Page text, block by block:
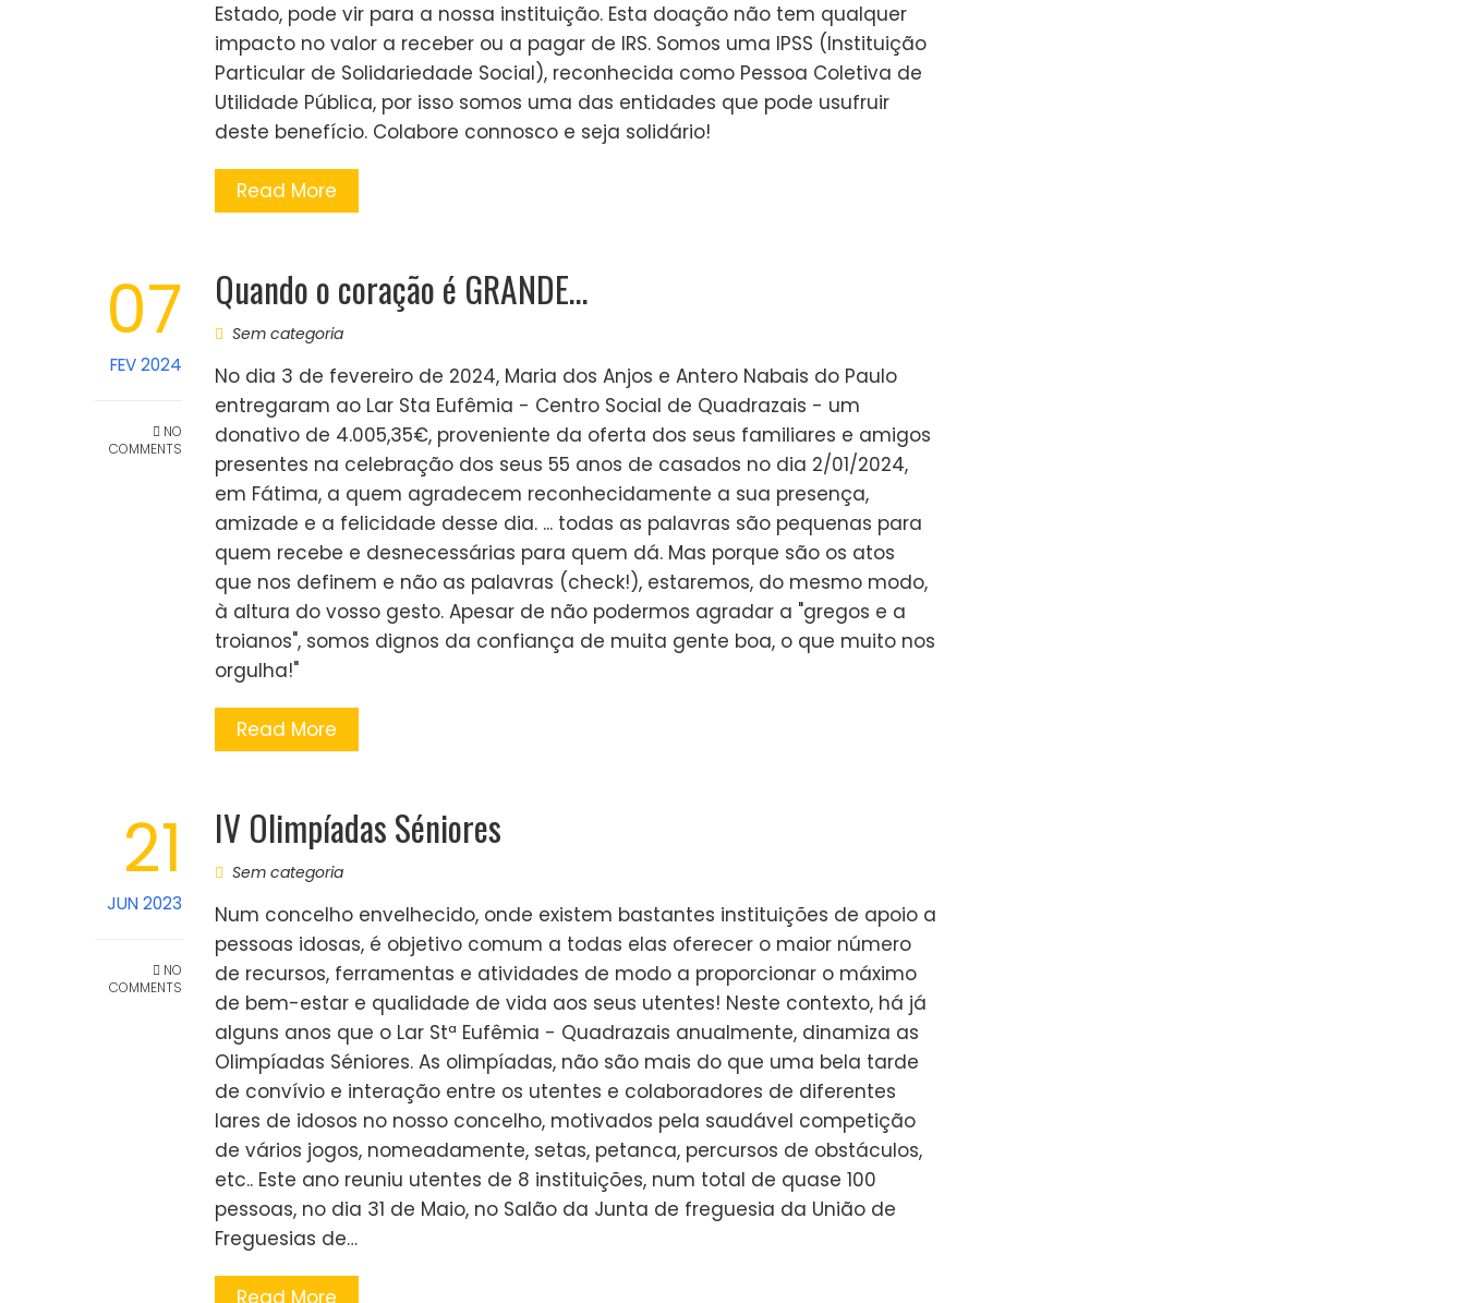
Estado, pode vir para a nossa instituição. Esta doação não tem qualquer
impacto no valor a receber ou a pagar de IRS. Somos uma IPSS (Instituição
Particular de Solidariedade Social), reconhecida como Pessoa Coletiva de
Utilidade Pública, por isso somos uma das entidades que pode usufruir
deste benefício. Colabore connosco e seja solidário!
Read More
07
FEV 2024
NO
COMMENTS
Quando o coração é GRANDE…
Sem categoria
No dia 3 de fevereiro de 2024, Maria dos Anjos e Antero Nabais do Paulo
entregaram ao Lar Sta Eufêmia - Centro Social de Quadrazais - um
donativo de 4.005,35€, proveniente da oferta dos seus familiares e amigos
presentes na celebração dos seus 55 anos de casados no dia 2/01/2024,
em Fátima, a quem agradecem reconhecidamente a sua presença,
amizade e a felicidade desse dia. ... todas as palavras são pequenas para
quem recebe e desnecessárias para quem dá. Mas porque são os atos
que nos definem e não as palavras (check!), estaremos, do mesmo modo,
à altura do vosso gesto. Apesar de não podermos agradar a "gregos e a
troianos", somos dignos da confiança de muita gente boa, o que muito nos
orgulha!"
Read More
21
JUN 2023
NO
COMMENTS
IV Olimpíadas Séniores
Sem categoria
Num concelho envelhecido, onde existem bastantes instituições de apoio a
pessoas idosas, é objetivo comum a todas elas oferecer o maior número
de recursos, ferramentas e atividades de modo a proporcionar o máximo
de bem-estar e qualidade de vida aos seus utentes! Neste contexto, há já
alguns anos que o Lar Stª Eufêmia - Quadrazais anualmente, dinamiza as
Olimpíadas Séniores. As olimpíadas, não são mais do que uma bela tarde
de convívio e interação entre os utentes e colaboradores de diferentes
lares de idosos no nosso concelho, motivados pela saudável competição
de vários jogos, nomeadamente, setas, petanca, percursos de obstáculos,
etc.. Este ano reuniu utentes de 8 instituições, num total de quase 100
pessoas, no dia 31 de Maio, no Salão da Junta de freguesia da União de
Freguesias de…
Read More